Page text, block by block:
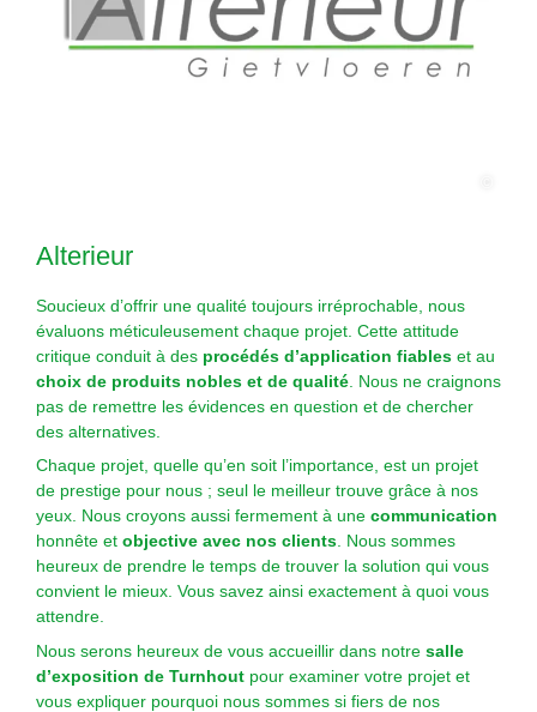
Alterieur
Soucieux d’offrir une qualité toujours irréprochable, nous
évaluons méticuleusement chaque projet. Cette attitude
critique conduit à des procédés d’application fiables et au
choix de produits nobles et de qualité . Nous ne craignons
pas de remettre les évidences en question et de chercher
des alternatives.
Chaque projet, quelle qu’en soit l’importance, est un projet
de prestige pour nous ; seul le meilleur trouve grâce à nos
yeux. Nous croyons aussi fermement à une communication
honnête et objective avec nos clients . Nous sommes
heureux de prendre le temps de trouver la solution qui vous
convient le mieux. Vous savez ainsi exactement à quoi vous
attendre.
Nous serons heureux de vous accueillir dans notre salle
d’exposition de Turnhout pour examiner votre projet et
vous expliquer pourquoi nous sommes si fiers de nos